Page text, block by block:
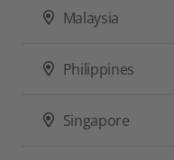
Malaysia
Philippines
Singapore